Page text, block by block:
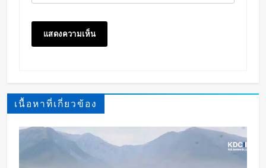
เนื้อหาที่เกี่ยวข้อง